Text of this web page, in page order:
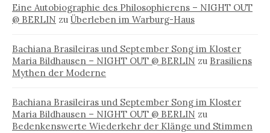
Eine Autobiographie des Philosophierens – NIGHT OUT
@ BERLIN zu Überleben im Warburg-Haus
Bachiana Brasileiras und September Song im Kloster
Maria Bildhausen – NIGHT OUT @ BERLIN zu Brasiliens
Mythen der Moderne
Bachiana Brasileiras und September Song im Kloster
Maria Bildhausen – NIGHT OUT @ BERLIN zu
Bedenkenswerte Wiederkehr der Klänge und Stimmen